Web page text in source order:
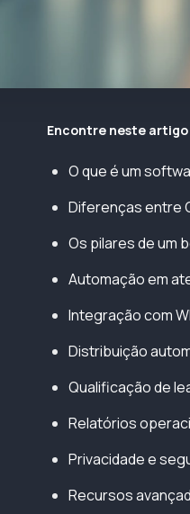
Encontre neste artigo
O que é um
Diferenças entre
Os pilares de um
Automação em
Integração com
Distribuição
Qualificação de
Relatórios
Privacidade e
Recursos